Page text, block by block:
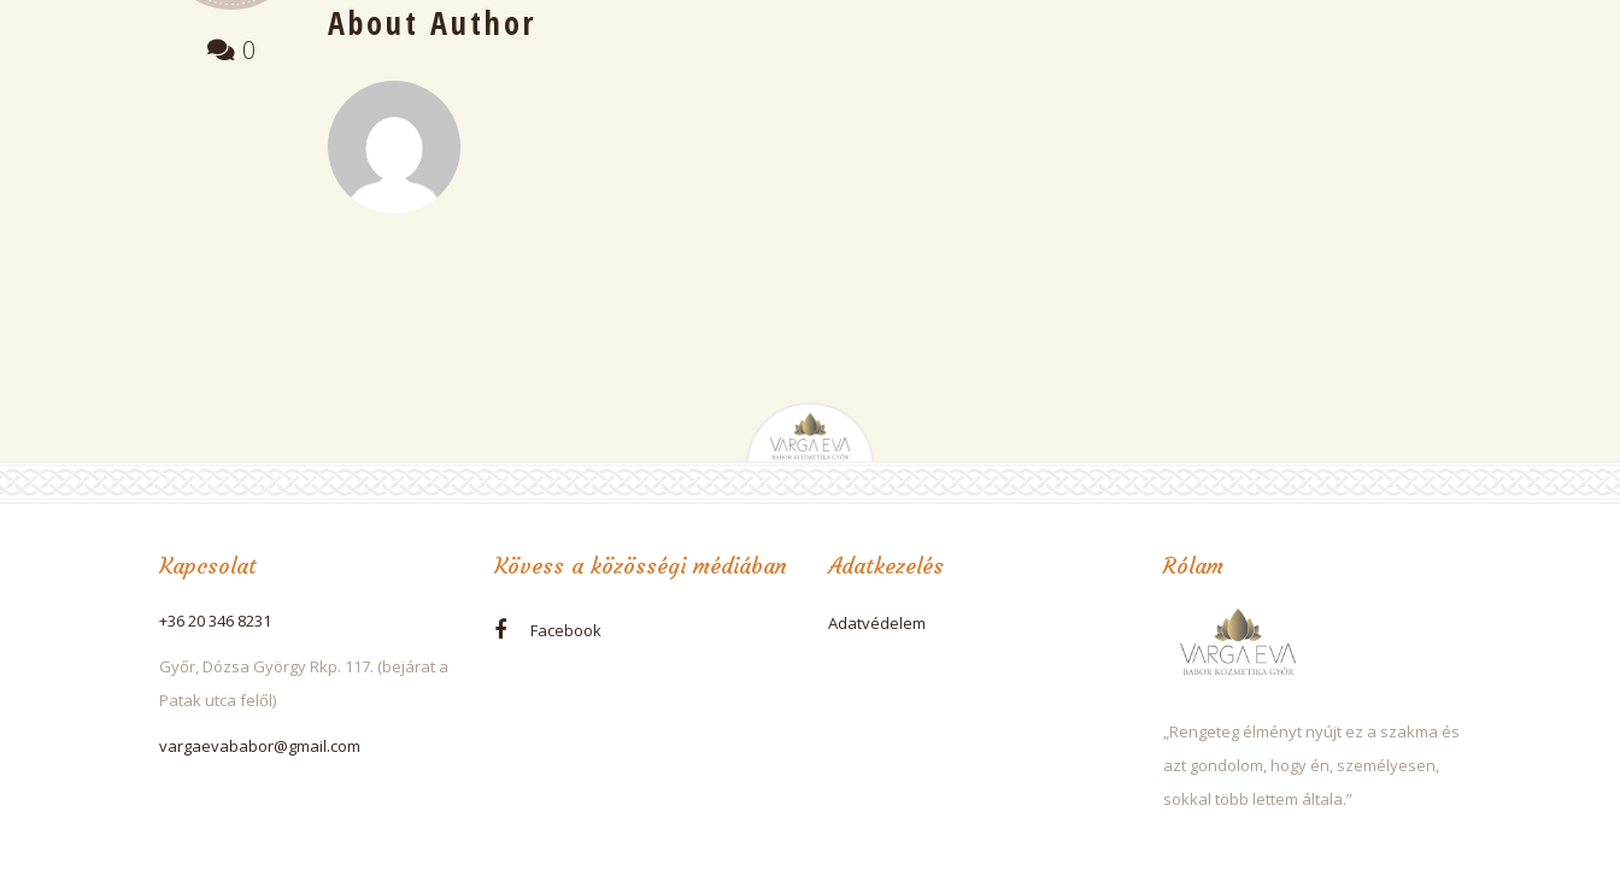
0
About Author
Kapcsolat
+36 20 346 8231
Győr, Dózsa György Rkp. 117. (bejárat a
Patak utca felől)
vargaevababor@gmail.com
Kövess a közösségi médiában
Facebook
Adatkezelés
Adatvédelem
Rólam
„Rengeteg élményt nyújt ez a szakma és
azt gondolom, hogy én, személyesen,
sokkal több lettem általa.”